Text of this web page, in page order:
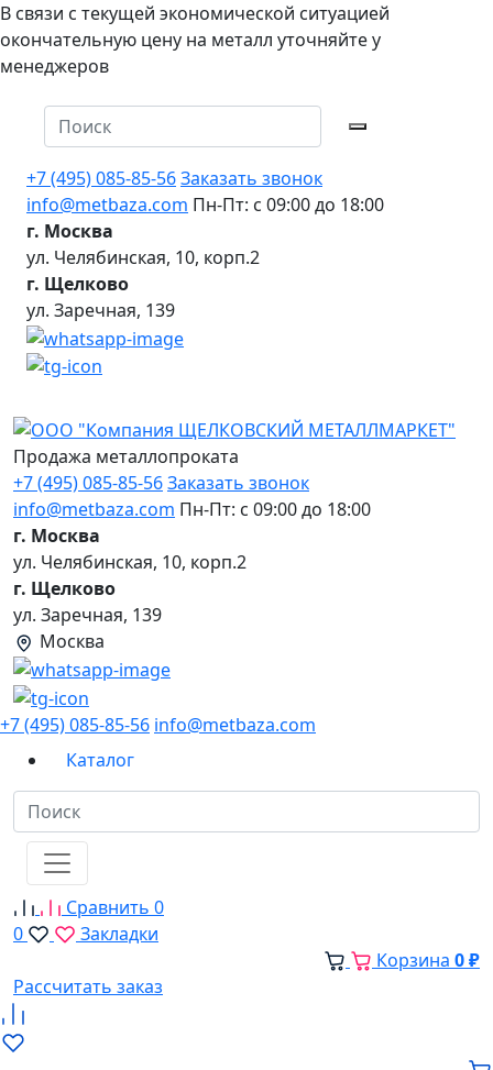
В связи с текущей экономической ситуацией
окончательную цену на металл уточняйте у
менеджеров
+7 (495) 085-85-56Заказать звонок
info@metbaza.com Пн-Пт: с 09:00 до 18:00
г. Москва
ул. Челябинская, 10, корп.2
г. Щелково
ул. Заречная, 139
Продажа металлопроката
+7 (495) 085-85-56Заказать звонок
info@metbaza.com Пн-Пт: с 09:00 до 18:00
г. Москва
ул. Челябинская, 10, корп.2
г. Щелково
ул. Заречная, 139
Москва
+7 (495) 085-85-56 info@metbaza.com
Каталог
Сравнить 0
0
Закладки
Корзина 0 ₽
Рассчитать заказ